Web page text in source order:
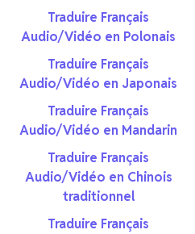
Traduire Français
Audio/Vidéo en Polonais
Traduire Français
Audio/Vidéo en Japonais
Traduire Français
Audio/Vidéo en Mandarin
Traduire Français
Audio/Vidéo en Chinois
traditionnel
Traduire Français